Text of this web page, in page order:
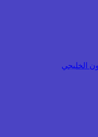
الخليجي